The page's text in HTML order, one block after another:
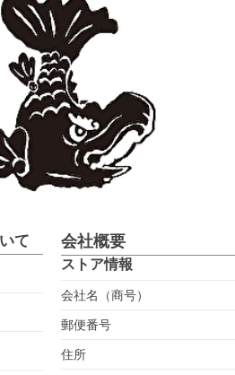
て 会社概要
ストア情報
会社名（商号）
郵便番号
住所